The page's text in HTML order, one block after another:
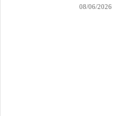
08/06/2026